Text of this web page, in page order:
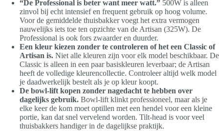
“De Professional is beter want meer watt.” 500W is alleen
zinvol bij echt intensief en frequent gebruik op hoog volume.
Voor de gemiddelde thuisbakker voegt het extra vermogen
nauwelijks iets toe ten opzichte van de Artisan (325W). De
Professional is ook fors zwaarder en duurder.
Een kleur kiezen zonder te controleren of het een Classic of
Artisan is. Niet alle kleuren zijn voor elk model beschikbaar. De
Classic is alleen in een paar basiskleuren leverbaar; de Artisan
heeft de volledige kleurencollectie. Controleer altijd welk model
je daadwerkelijk bestelt als je op kleur koopt.
De bowl-lift kopen zonder nagedacht te hebben over
dagelijks gebruik. Bowl-lift klinkt professioneel, maar als je
elke keer de kom moet optillen met een hendel voor een kleine
portie, kan dat snel vervelend worden. Tilt-head is voor veel
thuisbakkers handiger in de dagelijkse praktijk.